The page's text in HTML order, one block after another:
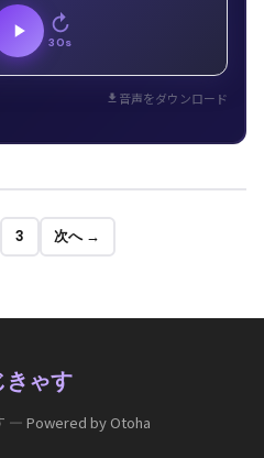
30s
音声をダウンロード
3 次へ →
きゃす
— Powered by Otoha